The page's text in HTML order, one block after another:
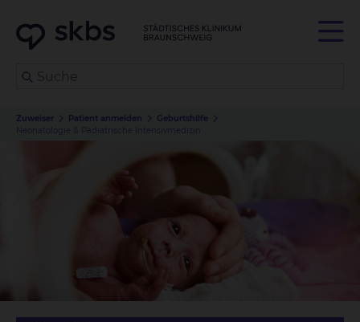
Zuweiser Patient anmelden
Geburtshilfe
Neonatologie & Pädiatrische Intensivmedizin